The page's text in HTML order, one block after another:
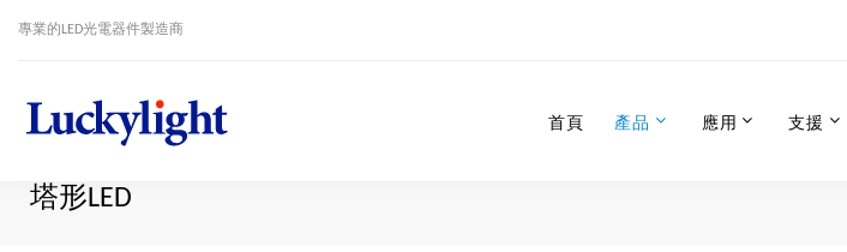
專業的LED光電器件製造商
首頁 產品 應用 支援
塔形LED